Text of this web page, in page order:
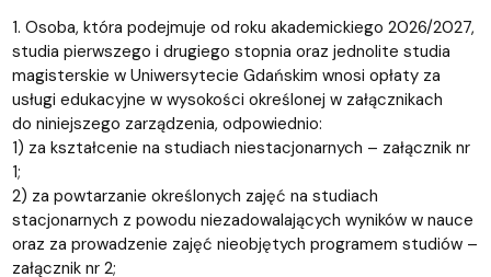
1. Osoba, która podejmuje od roku akademickiego 2026/2027,
studia pierwszego i drugiego stopnia oraz jednolite studia
magisterskie w Uniwersytecie Gdańskim wnosi opłaty za
usługi edukacyjne w wysokości określonej w załącznikach
do niniejszego zarządzenia, odpowiednio:
1) za kształcenie na studiach niestacjonarnych – załącznik nr
1;
2) za powtarzanie określonych zajęć na studiach
stacjonarnych z powodu niezadowalających wyników w nauce
oraz za prowadzenie zajęć nieobjętych programem studiów –
załącznik nr 2;